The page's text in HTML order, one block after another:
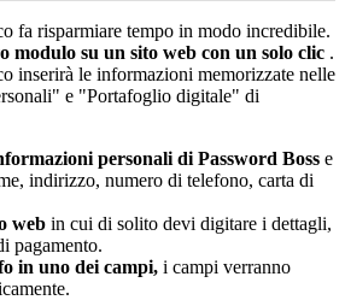
fa risparmiare tempo in modo incredibile.
modulo su un sito web con un solo clic .
inserirà le informazioni memorizzate nelle
" e "Portafoglio digitale" di
personali di Password Boss e
, indirizzo, numero di telefono, carta di
web in cui di solito devi digitare i dettagli,
pagamento.
in uno dei campi, i campi verranno
.